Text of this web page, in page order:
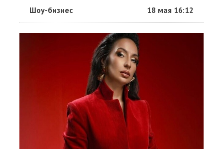
Шоу-бизнес 18 мая 16:12